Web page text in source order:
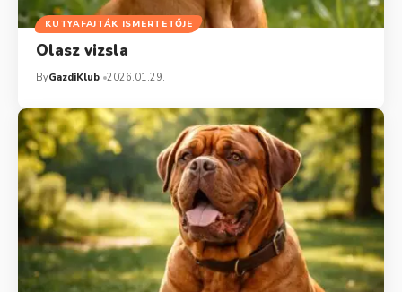
KUTYAFAJTÁK ISMERTETŐJE
Olasz vizsla
ByGazdiKlub 2026.01.29.